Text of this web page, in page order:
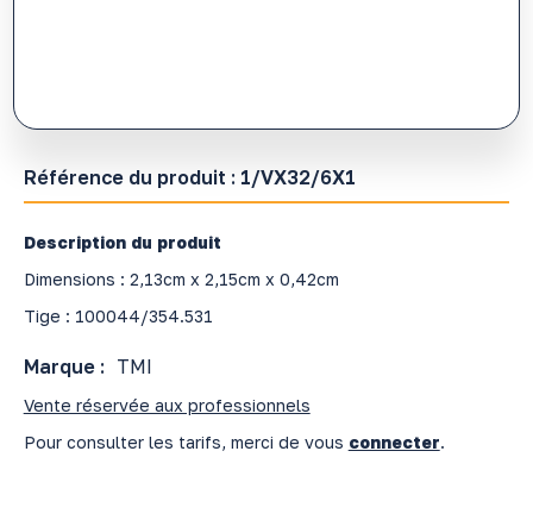
Référence du produit : 1/VX32/6X1
Description du produit
Dimensions : 2,13cm x 2,15cm x 0,42cm
Tige : 100044/354.531
Marque : TMI
Vente réservée aux professionnels
Pour consulter les tarifs, merci de vous connecter.